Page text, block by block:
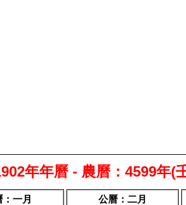
年年曆 - 農曆：4599年(
：一月 公曆：二月